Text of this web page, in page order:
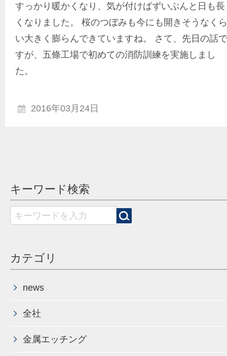
すっかり暖かくなり、気が付けばずいぶんと日も長
くなりました。 桜のつぼみも今にも開きそうなくら
い大きく膨らんできていますね。 さて、先日の話で
すが、五條工場で初めての消防訓練を実施しまし
た。
2016年03月24日
キーワード検索
カテゴリ
news
全社
金属エッチング